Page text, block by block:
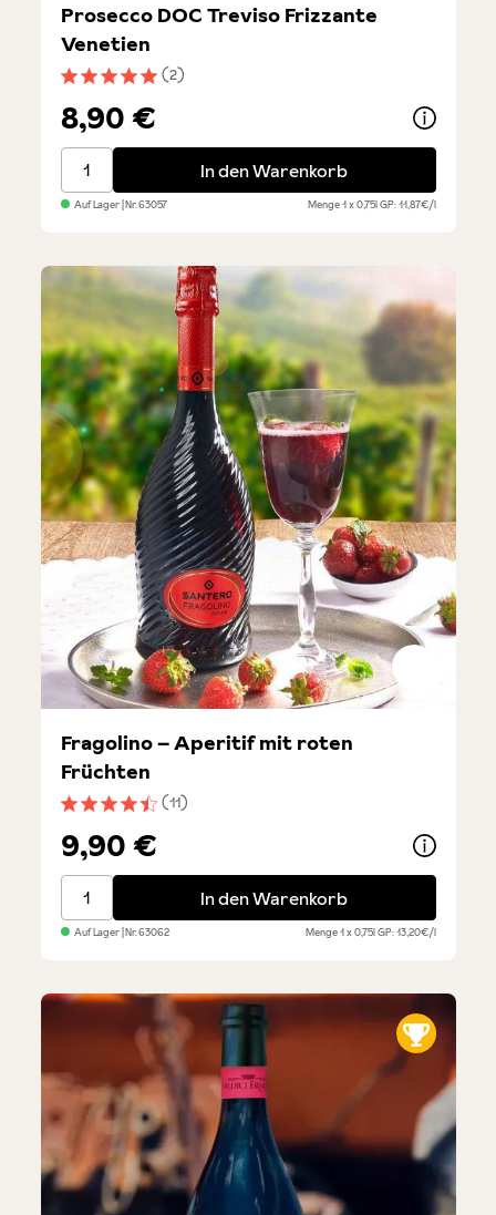
Durchschnittliche Bewertung von 5 von 5 Sternen
(2)
Prosecco DOC Treviso Frizzante
Venetien
8,90 €
Prosecco DOC Treviso Frizzante Venetien
In den Warenkorb
Auf Lager| Nr.63057 Menge1 x 0,75lGP: 11,87€/l
Durchschnittliche Bewertung von 4.4 von 5 Sternen
(11)
Fragolino – Aperitif mit roten
Früchten
9,90 €
Fragolino – Aperitif mit roten Früchten
In den Warenkorb
Auf Lager| Nr.63062 Menge1 x 0,75lGP: 13,20€/l